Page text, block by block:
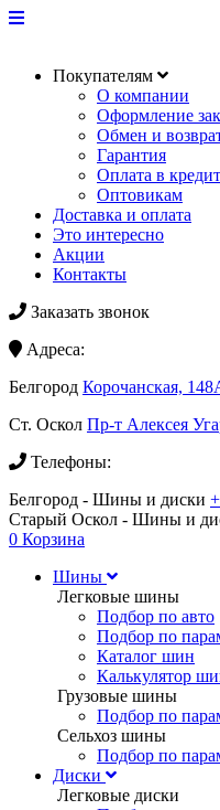
Покупателям
О компании
Оформление
Обмен и
Гарантия
Оплата в кредит
Оптовикам
Доставка и оплата
Это интересно
Акции
Контакты
Заказать звонок
Адреса:
Белгород Корочанская,
Ст. Оскол Пр-т Алексея
Телефоны:
Белгород - Шины и диски
Старый Оскол - Шины и
0 Корзина
Шины
Легковые шины
Подбор по авто
Подбор по
Каталог шин
Калькулятор
Грузовые шины
Подбор по
Сельхоз шины
Подбор по
Диски
Легковые диски